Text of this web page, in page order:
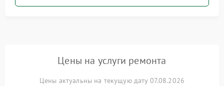
Цены на услуги ремонта
Цены актуальны на текущую дату 07.08.2026